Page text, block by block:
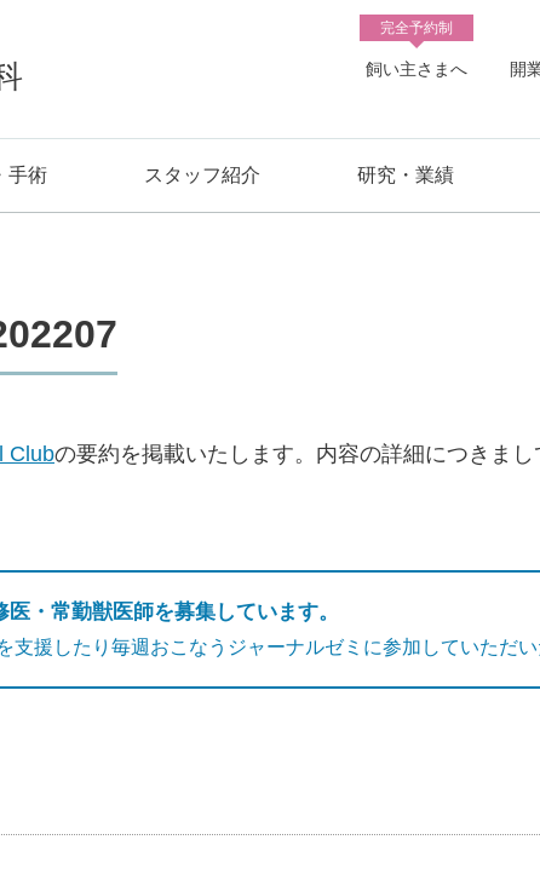
完全予約制
飼い主さまへ 開
手術 スタッフ紹介 研究・業績
Clubの要約を掲載いたします。内容の詳細につきまし
・常勤獣医師を募集しています。
支援したり毎週おこなうジャーナルゼミに参加していただい